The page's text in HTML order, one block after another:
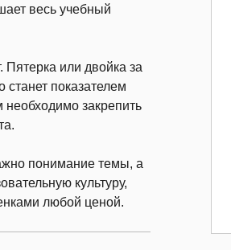
весь учебный
или двойка за
станет показателем
необходимо закрепить
понимание темы, а
культуру,
любой ценой.